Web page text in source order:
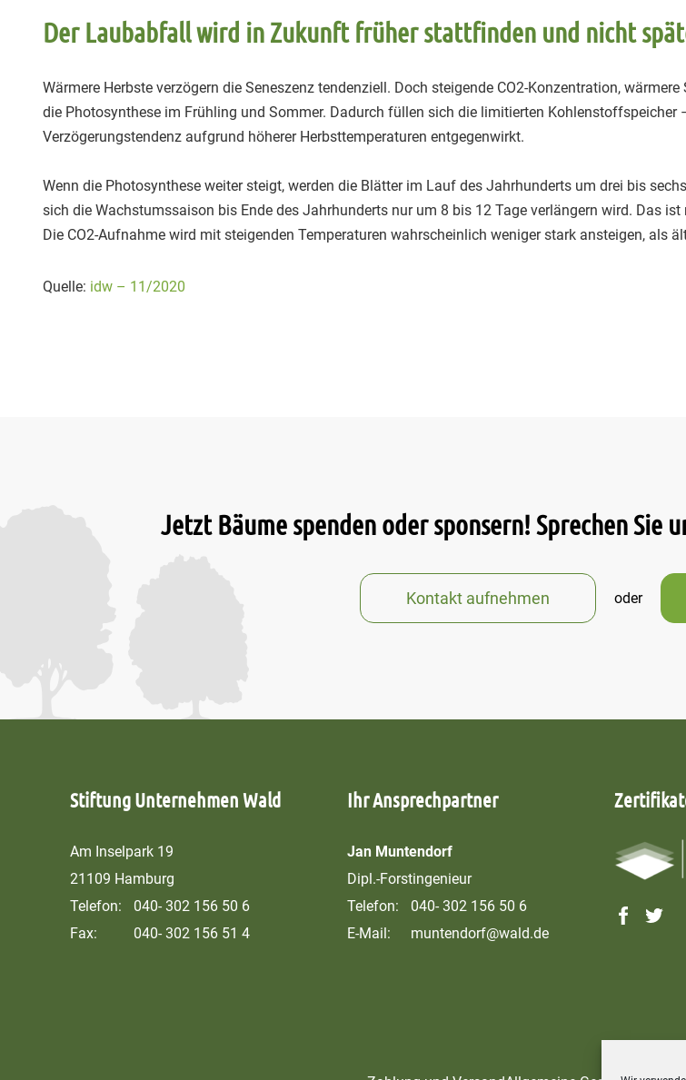
Der Laubabfall wird in Zukunft früher stattfinden und nicht
Wärmere Herbste verzögern die Seneszenz tendenziell. Doch steigende CO2-Konzentration,
die Photosynthese im Frühling und Sommer. Dadurch füllen sich die limitierten
Verzögerungstendenz aufgrund höherer Herbsttemperaturen entgegenwirkt.
Wenn die Photosynthese weiter steigt, werden die Blätter im Lauf des Jahrhunderts um drei bis
sich die Wachstumssaison bis Ende des Jahrhunderts nur um 8 bis 12 Tage verlängern wird. Das
Die CO2-Aufnahme wird mit steigenden Temperaturen wahrscheinlich weniger stark ansteigen, als
Quelle: idw – 11/2020
Jetzt Bäume spenden oder sponsern! Sprechen Sie
Kontakt aufnehmen oder
Stiftung Unternehmen Wald
Am Inselpark 19
21109 Hamburg
Telefon:
040- 302 156 50 6
Fax:
040- 302 156 51 4
Ihr Ansprechpartner
Jan Muntendorf
Dipl.-Forstingenieur
Telefon:
040- 302 156 50 6
E-Mail:
muntendorf@wald.de